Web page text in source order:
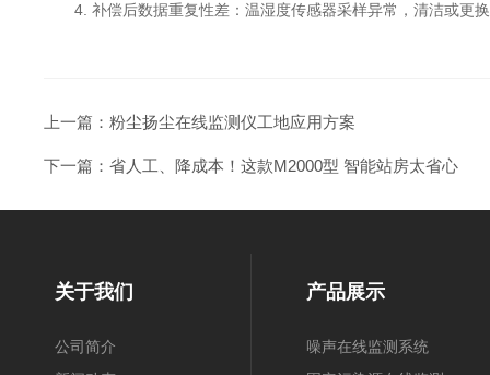
4. 补偿后数据重复性差：温湿度传感器采样异常，清洁或更
上一篇： 粉尘扬尘在线监测仪工地应用方案
下一篇： 省人工、降成本！这款M2000型 智能站房太省心
关于我们
公司简介
产品展示
噪声在线监测系统